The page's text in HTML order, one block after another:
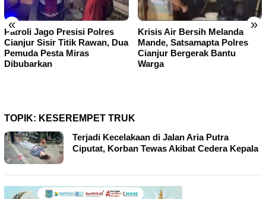
« »
Patroli Jago Presisi Polres
Cianjur Sisir Titik Rawan, Dua
Pemuda Pesta Miras
Dibubarkan
Krisis Air Bersih Melanda
Mande, Satsamapta Polres
Cianjur Bergerak Bantu
Warga
TOPIK: KESEREMPET TRUK
Terjadi Kecelakaan di Jalan Aria Putra
Ciputat, Korban Tewas Akibat Cedera Kepala